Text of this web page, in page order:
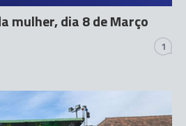
mulher, dia 8 de Março
1